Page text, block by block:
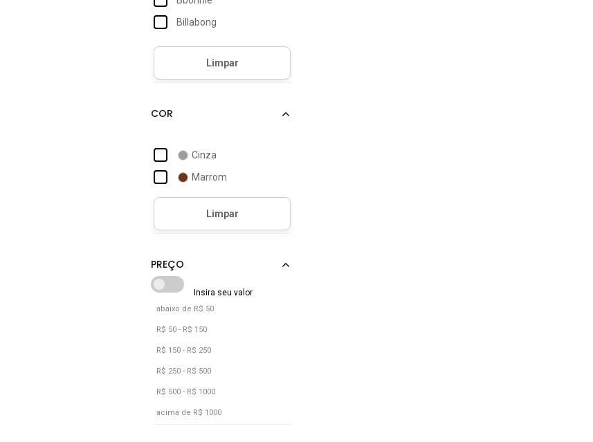
Billabong
Bright Girl's
Cabanafree
Colcci Sport
Consciência
D Bell Outlet Fashion
Dellamarca
Divina Gata
Fila
IÓdice
Jeans Loka
Cinza
Marrom
abaixo de R$ 50
R$ 50 - R$ 150
R$ 150 - R$ 250
R$ 250 - R$ 500
R$ 500 - R$ 1000
acima de R$ 1000